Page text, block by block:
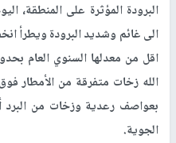
البرودة المؤثرة على المنطقة،
الى غائم وشديد البرودة ويطرأ
الله زخات متفرقة من الأمطار
بعواصف رعدية وزخات من البرد
الجوية.